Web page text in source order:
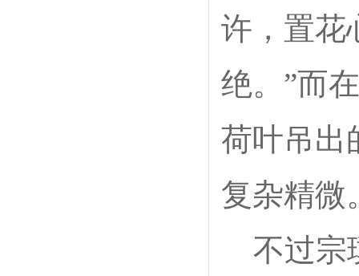
许，置花
绝。”而
荷叶吊出
复杂精微
不过宗